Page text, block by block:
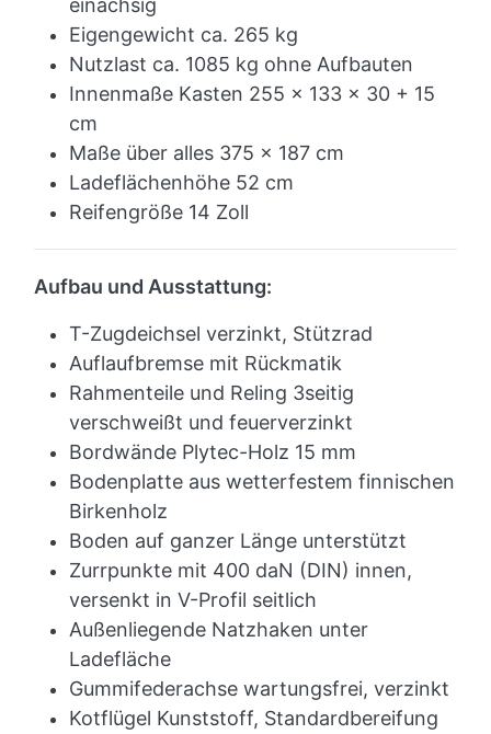
einachsig
Eigengewicht ca. 265 kg
Nutzlast ca. 1085 kg ohne Aufbauten
Innenmaße Kasten 255 x 133 x 30 + 15
cm
Maße über alles 375 x 187 cm
Ladeflächenhöhe 52 cm
Reifengröße 14 Zoll
Aufbau und Ausstattung:
T-Zugdeichsel verzinkt, Stützrad
Auflaufbremse mit Rückmatik
Rahmenteile und Reling 3seitig
verschweißt und feuerverzinkt
Bordwände Plytec-Holz 15 mm
Bodenplatte aus wetterfestem finnischen
Birkenholz
Boden auf ganzer Länge unterstützt
Zurrpunkte mit 400 daN (DIN) innen,
versenkt in V-Profil seitlich
Außenliegende Natzhaken unter
Ladefläche
Gummifederachse wartungsfrei, verzinkt
Kotflügel Kunststoff, Standardbereifung